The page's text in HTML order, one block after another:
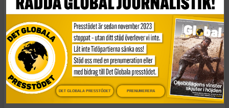
Den här texten har publicerats i The Conversationunder
en Creative Commons-licens och har översatts till
svenska av Tidningen Globals redaktion med hjälp av
AI. DET GLOBALA PRESSTÖDET PRENUMERERA